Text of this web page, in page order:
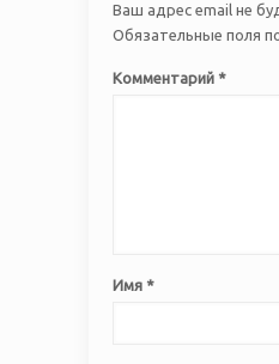
Ваш адрес email не
Обязательные поля
Комментарий *
Имя *